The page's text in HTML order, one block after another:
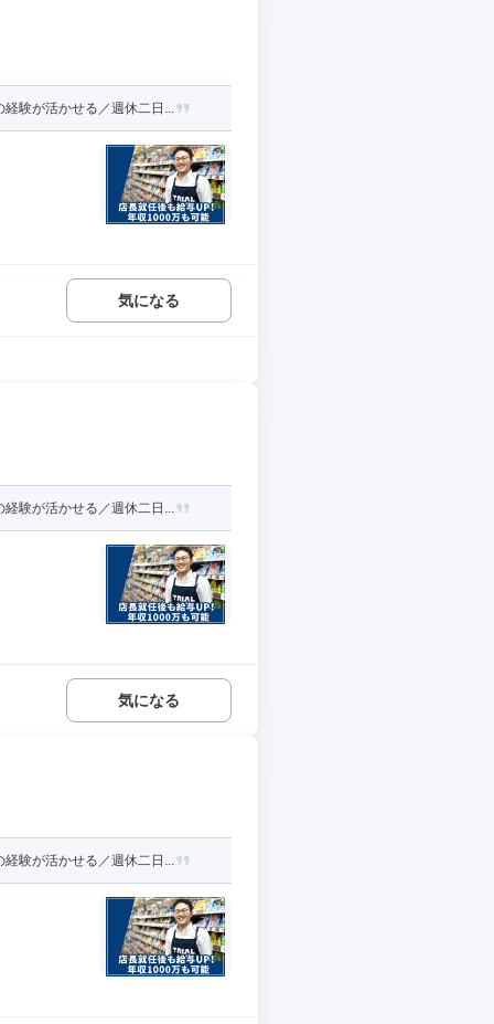
験が活かせる／週休二日...
気になる
験が活かせる／週休二日...
気になる
験が活かせる／週休二日...